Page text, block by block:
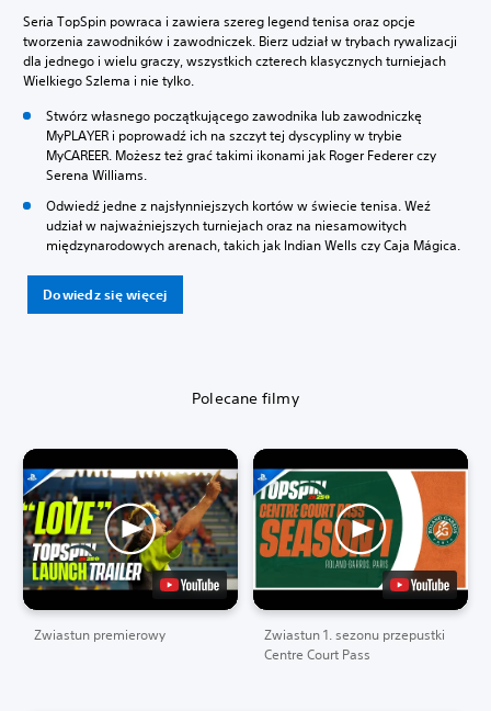
Seria TopSpin powraca i zawiera szereg legend tenisa oraz opcje
tworzenia zawodników i zawodniczek. Bierz udział w trybach rywalizacji
dla jednego i wielu graczy, wszystkich czterech klasycznych turniejach
Wielkiego Szlema i nie tylko.
Stwórz własnego początkującego zawodnika lub zawodniczkę
MyPLAYER i poprowadź ich na szczyt tej dyscypliny w trybie
MyCAREER. Możesz też grać takimi ikonami jak Roger Federer czy
Serena Williams.
Odwiedź jedne z najsłynniejszych kortów w świecie tenisa. Weź
udział w najważniejszych turniejach oraz na niesamowitych
międzynarodowych arenach, takich jak Indian Wells czy Caja Mágica.
Dowiedz się więcej
Polecane filmy
Zwiastun premierowy
Zwiastun 1. sezonu przepustki
Centre Court Pass